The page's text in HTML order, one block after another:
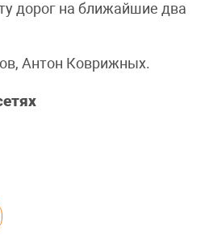
дорог на ближайшие два
Антон Коврижных.